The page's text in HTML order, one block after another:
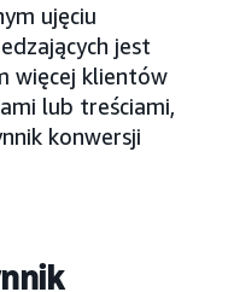
ujęciu
jest
więcej klientów
lub treściami,
konwersji